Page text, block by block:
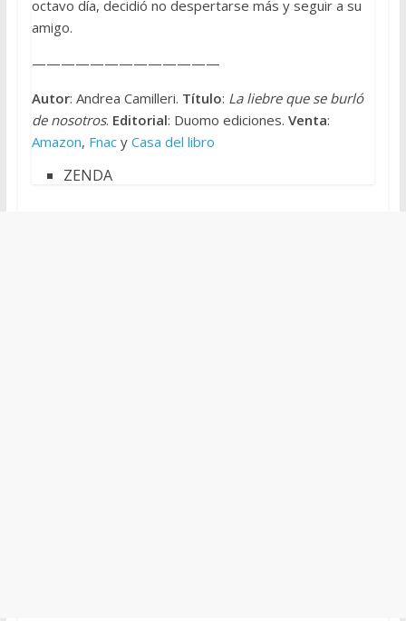
octavo día, decidió no despertarse más y seguir a su
amigo.
—————————————
Autor: Andrea Camilleri. Título: La liebre que se burló
de nosotros. Editorial: Duomo ediciones. Venta:
Amazon, Fnacy Casa del libro
ZENDA